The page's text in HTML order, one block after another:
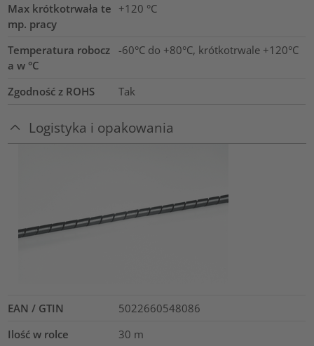
Max krótkotrwała te
mp. pracy
+120 °C
Temperatura robocz
a w °C
-60°C do +80°C, krótkotrwale +120°C
Zgodność z ROHS Tak
Logistyka i opakowania
EAN / GTIN
5022660548086
Ilość w rolce
30 m